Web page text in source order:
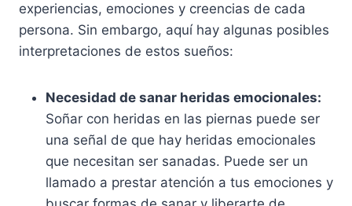
experiencias, emociones y creencias de cada
persona. Sin embargo, aquí hay algunas posibles
interpretaciones de estos sueños:
Necesidad de sanar heridas emocionales:
Soñar con heridas en las piernas puede ser
una señal de que hay heridas emocionales
que necesitan ser sanadas. Puede ser un
llamado a prestar atención a tus emociones y